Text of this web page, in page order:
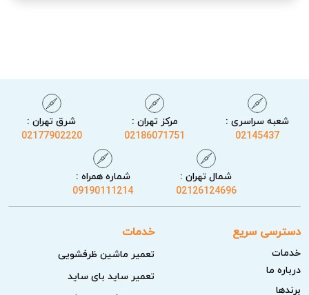
خدمات آریابهکار برای تعمیر یخچال در تهرانپارس
کارشناسان آریابهکار با تشخیص دقیق و تست نهایی، مشکلات
کاهش یابد و کیفیت عملکرد دستگاه حفظ شود.
شعبه سراسری :
02145437
مرکز تهران :
02186071751
شرق تهران :
02177902220
شمال تهران :
02126124696
شماره همراه :
09190111214
دسترسی سریع
خدمات
درباره ما
برندها
خدمات
تعمیر ماشین ظرفشویی
تعمیر ساید بای ساید